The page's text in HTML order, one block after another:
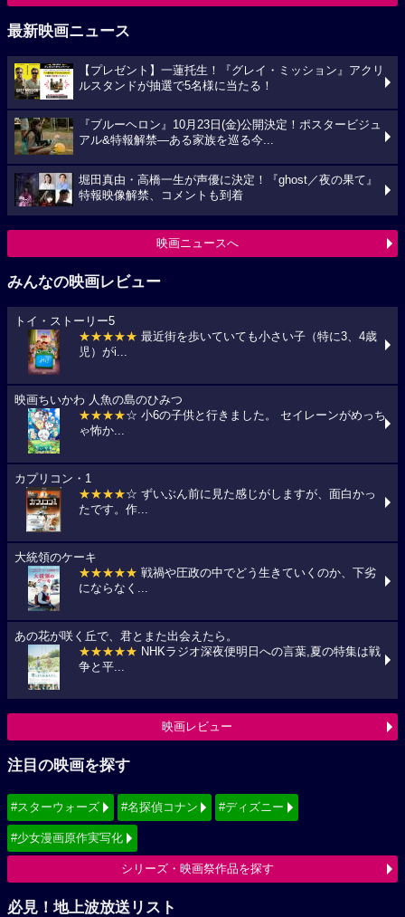
最新映画ニュース
【プレゼント】一蓮托生！『グレイ・ミッション』アクリ
ルスタンドが抽選で5名様に当たる！
『ブルーヘロン』10月23日(金)公開決定！ポスタービジュ
アル&特報解禁―ある家族を巡る今...
堀田真由・高橋一生が声優に決定！『ghost／夜の果て』
特報映像解禁、コメントも到着
映画ニュースへ
みんなの映画レビュー
トイ・ストーリー5
★★★★★ 最近街を歩いていても小さい子（特に3、4歳
児）がi...
映画ちいかわ 人魚の島のひみつ
★★★★☆ 小6の子供と行きました。 セイレーンがめっち
ゃ怖か...
カプリコン・1
★★★★☆ ずいぶん前に見た感じがしますが、面白かっ
たです。作...
大統領のケーキ
★★★★★ 戦禍や圧政の中でどう生きていくのか、下劣
にならなく...
あの花が咲く丘で、君とまた出会えたら。
★★★★★ NHKラジオ深夜便明日への言葉,夏の特集は戦
争と平...
映画レビュー
注目の映画を探す
#スターウォーズ #名探偵コナン #ディズニー
#少女漫画原作実写化
シリーズ・映画祭作品を探す
必見！地上波放送リスト